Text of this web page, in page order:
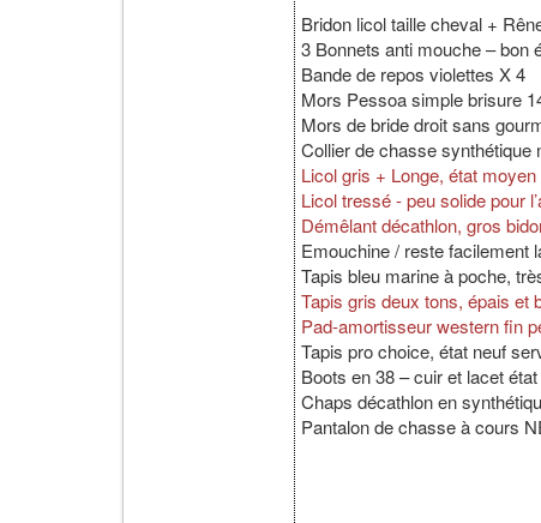
Bridon licol taille cheval +
3 Bonnets anti mouche – bon
Bande de repos violettes X 4
Mors Pessoa simple brisure
Mors de bride droit sans
Collier de chasse synthétique
Licol gris + Longe, état
Licol tressé - peu solide pour
Démêlant décathlon, gros
Emouchine / reste facilement
Tapis bleu marine à poche,
Tapis gris deux tons, épais et
Pad-amortisseur western fin
Tapis pro choice, état neuf
Boots en 38 – cuir et lacet
Chaps décathlon en
Pantalon de chasse à cours